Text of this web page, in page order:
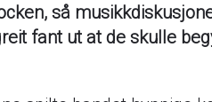
så
fant ut at de skulle